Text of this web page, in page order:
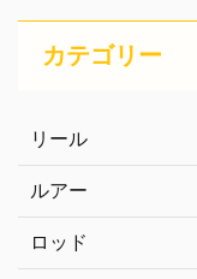
カテゴリー
リール
ルアー
ロッド